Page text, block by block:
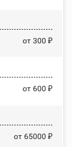
от 300 ₽
от 600 ₽
от 65000 ₽